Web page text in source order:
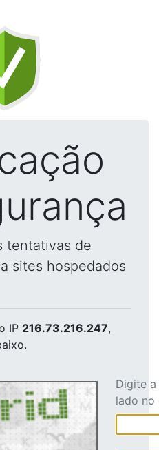
tentativas de
sites hospedados
IP 216.73.216.247,
Digite
lado no